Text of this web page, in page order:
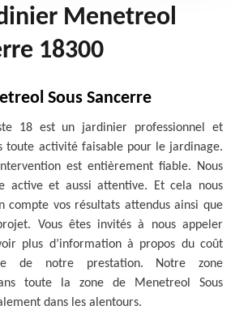
Menetreol
18300
Sous Sancerre
18 est un jardinier professionnel et
toute activité faisable pour le jardinage.
est entièrement fiable. Nous
active et aussi attentive. Et cela nous
compte vos résultats attendus ainsi que
Vous êtes invités à nous appeler
plus d’information à propos du coût
de notre prestation. Notre zone
toute la zone de Menetreol Sous
dans les alentours.